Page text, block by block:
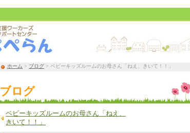
ホーム > ブログ > ベビーキッズルームのお母さん「ねえ、きいて！！」
ブログ
ベビーキッズルームのお母さん「ねえ、
きいて！！」